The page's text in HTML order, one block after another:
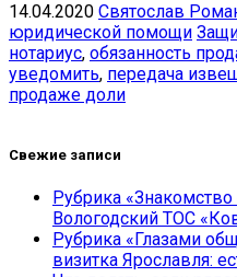
14.04.2020 Святослав
юридической помощи
нотариус, обязанность
уведомить, передача
продаже доли
Свежие записи
Рубрика
Вологодский ТОС
Рубрика «Глазами
визитка Ярославля: